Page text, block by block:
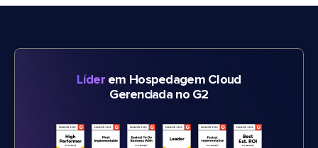
Líderem Hospedagem Cloud
Gerenciada no G2